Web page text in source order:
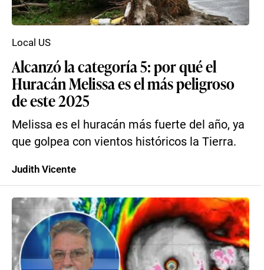
Alcanzó la categoría 5: por qué el
Huracán Melissa es el más peligroso
de este 2025
Melissa es el huracán más fuerte del año, ya
que golpea con vientos históricos la Tierra.
Local US
Judith Vicente